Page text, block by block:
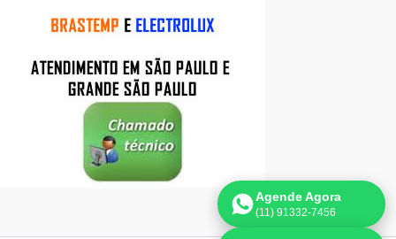
Agende Agora
(11) 91332-7456